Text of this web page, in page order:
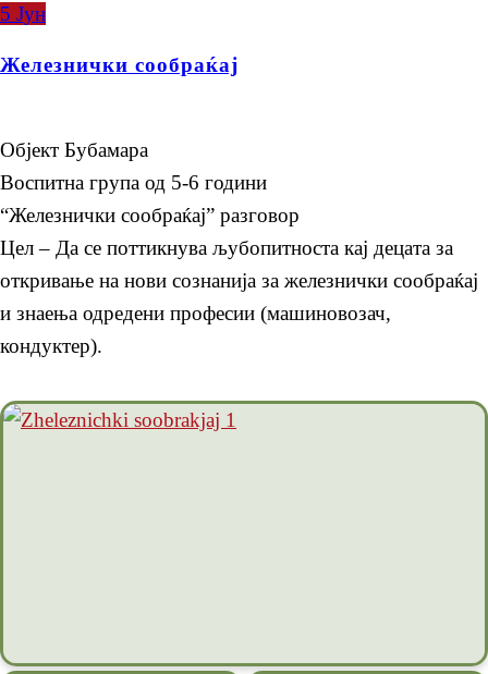
5 Јун
Железнички сообраќај
Објект Бубамара
Воспитна група од 5-6 години
“Железнички сообраќај” разговор
Цел – Да се поттикнува љубопитноста кај децата за
откривање на нови сознанија за железнички сообраќај
и знаења одредени професии (машиновозач,
кондуктер).